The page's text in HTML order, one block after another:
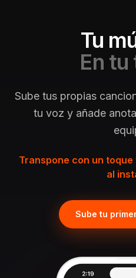
Tu
En tu
Sube tus propias
tu voz y añade
Transpone con un
al
Sube tu